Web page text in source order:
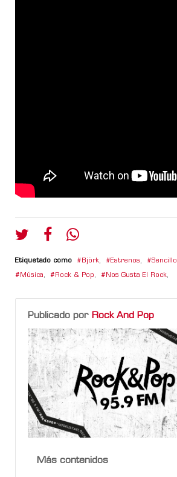
Etiquetado como Björk, Estrenos, Sencillo
Música, Rock & Pop, Nos Gusta El Rock,
Publicado por Rock And Pop
Más contenidos